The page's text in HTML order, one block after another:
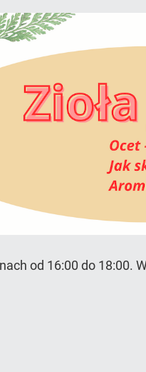
od 16:00 do 18:00.